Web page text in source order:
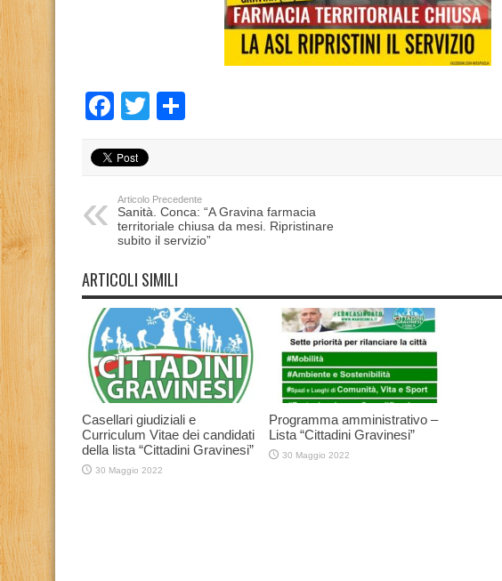
Facebook
Twitter
Articolo Precedente
Sanità. Conca: “A Gravina farmacia
territoriale chiusa da mesi. Ripristinare
subito il servizio”
ARTICOLI SIMILI
Casellari giudiziali e
Curriculum Vitae dei candidati
della lista “Cittadini Gravinesi”
30 Maggio 2022
Programma amministrativo –
Lista “Cittadini Gravinesi”
30 Maggio 2022